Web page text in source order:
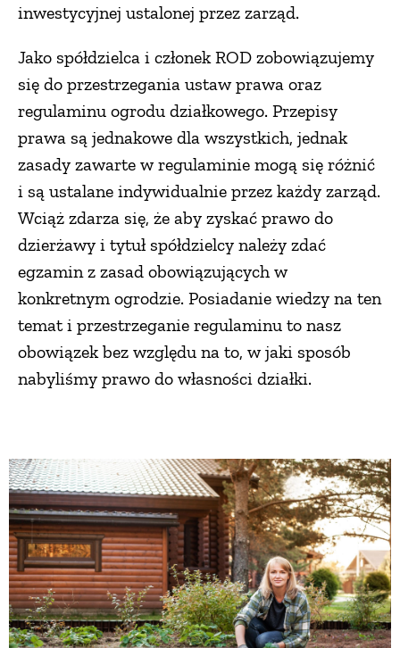
inwestycyjnej ustalonej przez zarząd.
Jako spółdzielca i członek ROD zobowiązujemy
się do przestrzegania ustaw prawa oraz
regulaminu ogrodu działkowego. Przepisy
prawa są jednakowe dla wszystkich, jednak
zasady zawarte w regulaminie mogą się różnić
i są ustalane indywidualnie przez każdy zarząd.
Wciąż zdarza się, że aby zyskać prawo do
dzierżawy i tytuł spółdzielcy należy zdać
egzamin z zasad obowiązujących w
konkretnym ogrodzie. Posiadanie wiedzy na ten
temat i przestrzeganie regulaminu to nasz
obowiązek bez względu na to, w jaki sposób
nabyliśmy prawo do własności działki.